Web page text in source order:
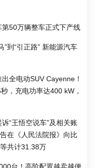
50万辆整车正式下产线
到“引正路” 新能源汽车
全电动SUV Cayenne！
，充电功率达400 kW，
“王悟空说车”及相关账
在《人民法院报》向比
共计31.38万